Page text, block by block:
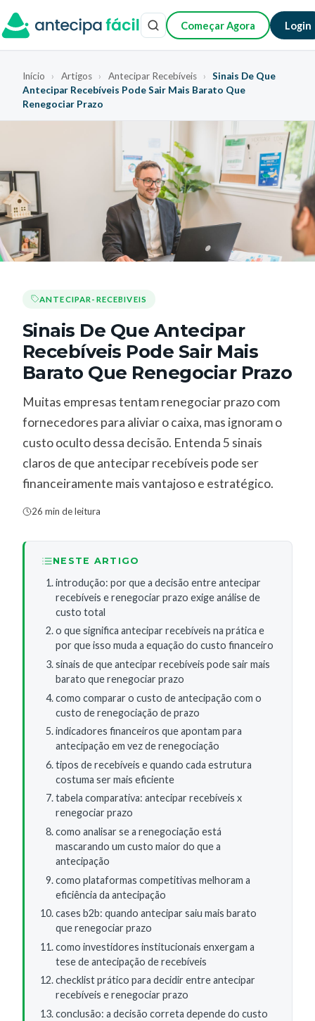
Começar Agora Login
Início › Artigos › Antecipar Recebíveis ›
Sinais De Que
Antecipar Recebíveis Pode Sair Mais Barato Que
Renegociar Prazo
ANTECIPAR-RECEBIVEIS
Sinais De Que Antecipar
Recebíveis Pode Sair Mais
Barato Que Renegociar Prazo
Muitas empresas tentam renegociar prazo com
fornecedores para aliviar o caixa, mas ignoram o
custo oculto dessa decisão. Entenda 5 sinais
claros de que antecipar recebíveis pode ser
financeiramente mais vantajoso e estratégico.
26 min de leitura
NESTE ARTIGO
introdução: por que a decisão entre antecipar
recebíveis e renegociar prazo exige análise de
custo total
o que significa antecipar recebíveis na prática e
por que isso muda a equação do custo financeiro
sinais de que antecipar recebíveis pode sair mais
barato que renegociar prazo
como comparar o custo de antecipação com o
custo de renegociação de prazo
indicadores financeiros que apontam para
antecipação em vez de renegociação
tipos de recebíveis e quando cada estrutura
costuma ser mais eficiente
tabela comparativa: antecipar recebíveis x
renegociar prazo
como analisar se a renegociação está
mascarando um custo maior do que a
antecipação
como plataformas competitivas melhoram a
eficiência da antecipação
cases b2b: quando antecipar saiu mais barato
que renegociar prazo
como investidores institucionais enxergam a
tese de antecipação de recebíveis
checklist prático para decidir entre antecipar
recebíveis e renegociar prazo
conclusão: a decisão correta depende do custo